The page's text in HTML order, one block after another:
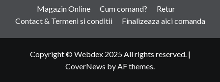
Magazin Online Cum comand?
Retur
Contact & Termeni si conditii
Finalizeaza aici comanda
Copyright © Webdex 2025 All rights reserved. |
CoverNews by AF themes.